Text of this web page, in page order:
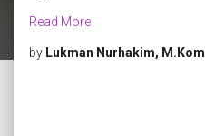
Read More
by Lukman Nurhakim, M.Kom